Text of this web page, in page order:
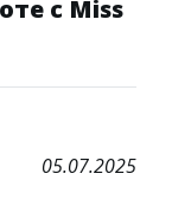
с Miss
05.07.2025